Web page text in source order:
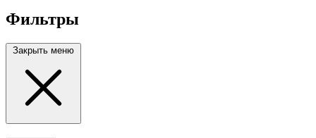
Фильтры
Закрыть меню